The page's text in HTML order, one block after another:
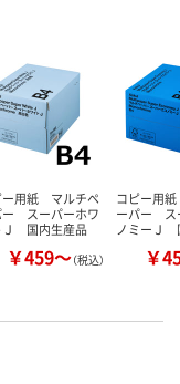
ー用紙 マルチペ
ー スーパーホワ
Ｊ 国内生産品
￥459～（税込）
コピー用
ーパー ス
ノミーＪ
￥